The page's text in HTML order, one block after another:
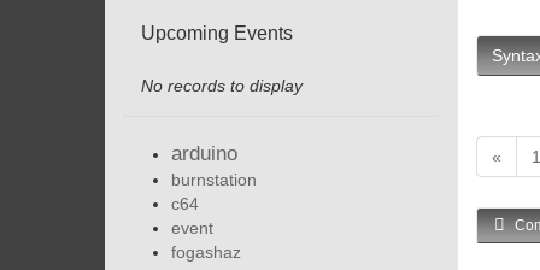
« 1
Upcoming Events
No records to display
arduino
burnstation
c64
event
fogashaz